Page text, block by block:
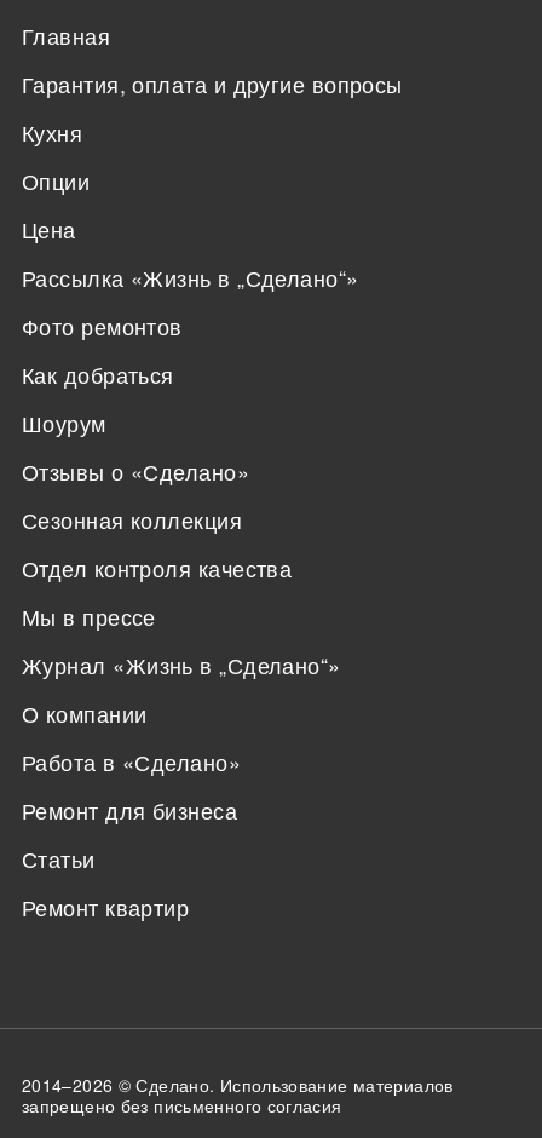
Главная
Гарантия, оплата и другие вопросы
Кухня
Опции
Цена
Рассылка «Жизнь в „Сделано“»
Фото ремонтов
Как добраться
Шоурум
Отзывы о «Сделано»
Сезонная коллекция
Отдел контроля качества
Мы в прессе
Журнал «Жизнь в „Сделано“»
О компании
Работа в «Сделано»
Ремонт для бизнеса
Статьи
Ремонт квартир
2014–2026 ©Сделано. Использование материалов
запрещено без письменного согласия